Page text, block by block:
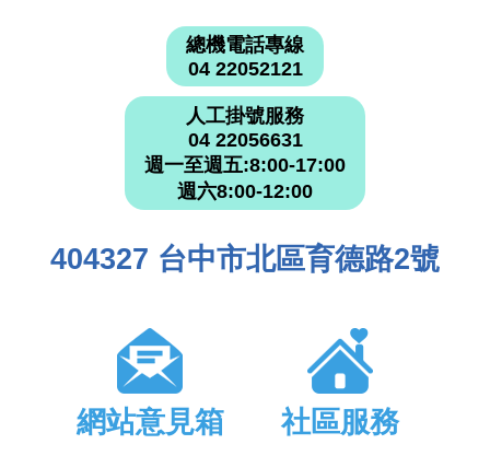
總機電話專線
04 22052121
人工掛號服務
04 22056631
週一至週五:8:00-17:00
週六8:00-12:00
404327 台中市北區育德路2號
網站意見箱 社區服務